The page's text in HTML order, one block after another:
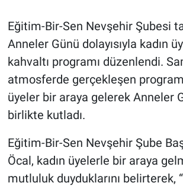
Eğitim-Bir-Sen Nevşehir Şubesi
Anneler Günü dolayısıyla kadın
kahvaltı programı düzenlendi.
atmosferde gerçekleşen
üyeler bir araya gelerek Anneler
birlikte kutladı.
Eğitim-Bir-Sen Nevşehir Şube
Öcal, kadın üyelerle bir araya
mutluluk duyduklarını belirterek,
Kayseri
Niğde
Aksaray
Kırşehir
Yerel
Genel